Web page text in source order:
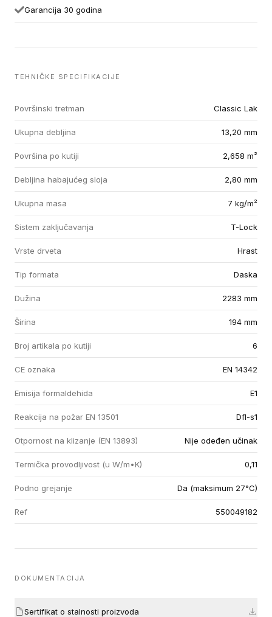
Garancija 30 godina
TEHNIČKE SPECIFIKACIJE
Površinski tretman Classic Lak
Ukupna debljina 13,20 mm
Površina po kutiji 2,658 m²
Debljina habajućeg sloja 2,80 mm
Ukupna masa 7 kg/m²
Sistem zaključavanja T-Lock
Vrste drveta Hrast
Tip formata Daska
Dužina 2283 mm
Širina 194 mm
Broj artikala po kutiji 6
CE oznaka EN 14342
Emisija formaldehida E1
Reakcija na požar EN 13501 Dfl-s1
Otpornost na klizanje (EN 13893) Nije odeđen učinak
Termička provodljivost (u W/m•K) 0,11
Podno grejanje Da (maksimum 27°C)
Ref 550049182
DOKUMENTACIJA
Sertifikat o stalnosti proizvoda